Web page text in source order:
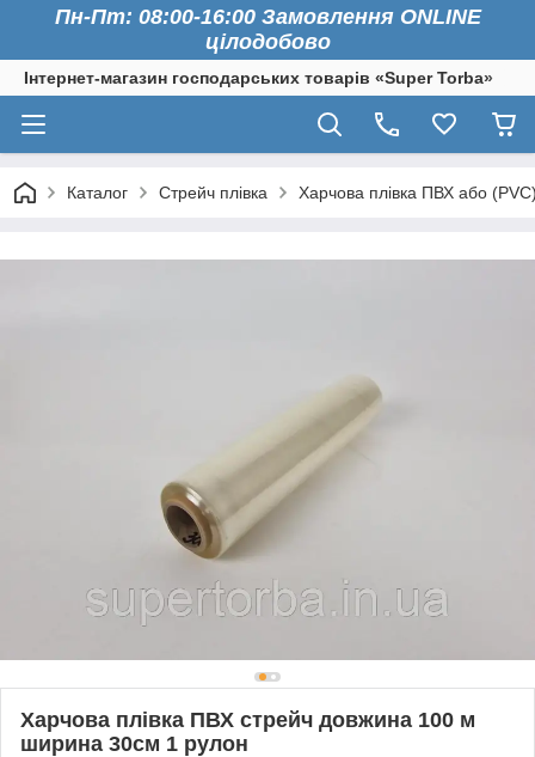
Пн-Пт: 08:00-16:00 Замовлення ONLINE
цілодобово
Інтернет-магазин господарських товарів «Super Torba»
Каталог Стрейч плівка Харчова плівка ПВХ або (PVC)
Харчова плівка ПВХ стрейч довжина 100 м
ширина 30см 1 рулон